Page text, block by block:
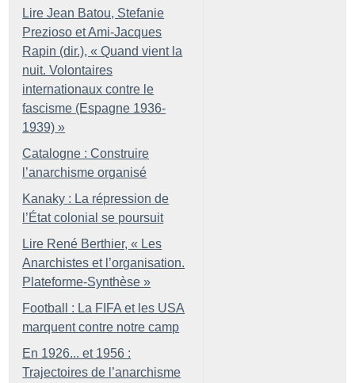
Lire Jean Batou, Stefanie
Prezioso et Ami-Jacques
Rapin (dir.), « Quand vient la
nuit. Volontaires
internationaux contre le
fascisme (Espagne 1936-
1939) »
Catalogne : Construire
l’anarchisme organisé
Kanaky : La répression de
l’État colonial se poursuit
Lire René Berthier, « Les
Anarchistes et l’organisation.
Plateforme-Synthèse »
Football : La FIFA et les USA
marquent contre notre camp
En 1926... et 1956 :
Trajectoires de l’anarchisme